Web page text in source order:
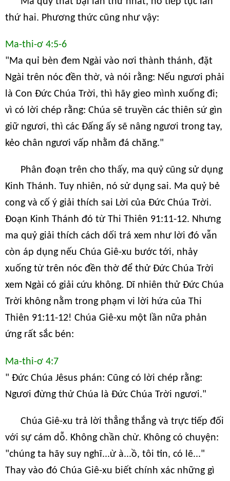
thứ hai. Phương thức cũng như vậy:
Ma-thi-ơ 4:5-6
"Ma quỉ bèn đem Ngài vào nơi thành thánh, đặt
Ngài trên nóc đền thờ, và nói rằng: Nếu ngươi phải
là Con Đức Chúa Trời, thì hãy gieo mình xuống đi;
vì có lời chép rằng: Chúa sẽ truyền các thiên sứ gìn
giữ ngươi, thì các Đấng ấy sẽ nâng ngươi trong tay,
kẻo chân ngươi vấp nhằm đá chăng."
Phân đoạn trên cho thấy, ma quỷ cũng sử dụng
Kinh Thánh. Tuy nhiên, nó sử dụng sai. Ma quỷ bẻ
cong và cố ý giải thích sai Lời của Đức Chúa Trời.
Đoạn Kinh Thánh đó từ Thi Thiên 91:11-12. Nhưng
ma quỷ giải thích cách dối trá xem như lời đó vẫn
còn áp dụng nếu Chúa Giê-xu bước tới, nhảy
xuống từ trên nóc đền thờ để thử Đức Chúa Trời
xem Ngài có giải cứu không. Dĩ nhiên thử Đức Chúa
Trời không nằm trong phạm vi lời hứa của Thi
Thiên 91:11-12! Chúa Giê-xu một lần nữa phản
ứng rất sắc bén:
Ma-thi-ơ 4:7
" Đức Chúa Jêsus phán: Cũng có lời chép rằng:
Ngươi đừng thử Chúa là Đức Chúa Trời ngươi."
Chúa Giê-xu trả lời thẳng thắng và trực tiếp đối
với sự cám dỗ. Không chần chừ. Không có chuyện:
"chúng ta hãy suy nghĩ...ừ à...ồ, tôi tin, có lẽ..."
Thay vào đó Chúa Giê-xu biết chính xác những gì